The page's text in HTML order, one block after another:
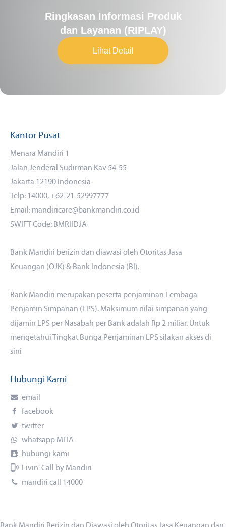
Ringkasan Informasi Produk
dan Layanan (RIPLAY)
Lihat Detail
Kantor Pusat
Menara Mandiri 1
Jalan Jenderal Sudirman Kav 54-55
Jakarta 12190 Indonesia
Telp: 14000, +62-21-52997777
Email: mandiricare@bankmandiri.co.id
SWIFT Code: BMRIIDJA
Bank Mandiri berizin dan diawasi oleh Otoritas Jasa
Keuangan (OJK) & Bank Indonesia (BI).
Bank Mandiri merupakan peserta penjaminan Lembaga
Penjamin Simpanan (LPS). Maksimum nilai simpanan yang
dijamin LPS per Nasabah per Bank adalah Rp 2 miliar. Untuk
mengetahui Tingkat Bunga Penjaminan LPS silakan aksesdi
sini
Hubungi Kami
email
facebook
twitter
whatsapp MITA
hubungi kami
Livin' Call by Mandiri
mandiri call 14000